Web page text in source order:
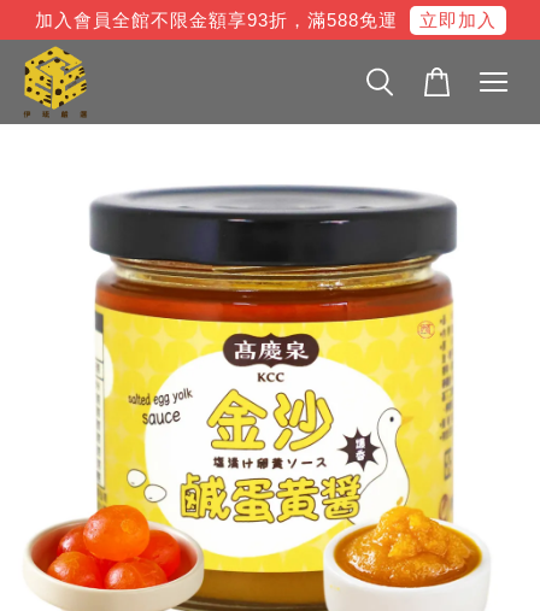
加入會員全館不限金額享93折，滿588免運 立即加入